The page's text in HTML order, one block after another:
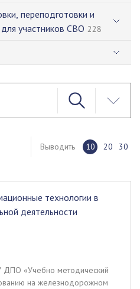
переподготовки и
участников СВО 228
Выводить 10 20 30
технологии в
деятельности
ДПО «Учебно методический
на железнодорожном